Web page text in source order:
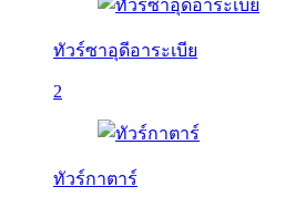
ทัวร์ซาอุดีอาระเบีย
2
ทัวร์กาตาร์